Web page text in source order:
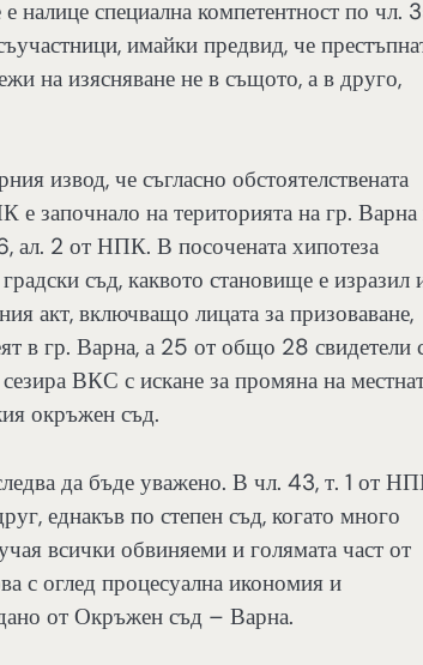
налице специална компетентност по чл.
имайки предвид, че
на изясняване не в същото, а в друго,
извод, че съгласно обстоятелствената
е започнало на територията на гр.
ал. 2 от НПК. В посочената хипотеза
съд, каквото становище е изразил
акт, включващо лицата за призоваване,
в гр. Варна, а 25 от общо 28 свидетели
ВКС с искане за промяна на
окръжен съд.
да бъде уважено. В чл. 43, т. 1 от
еднакъв по степен съд, когато много
всички обвиняеми и голямата част от
с оглед процесуална икономия и
от Окръжен съд – Варна.